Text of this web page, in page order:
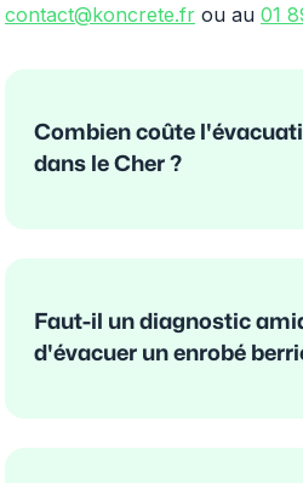
contact@koncrete.fr ou au 01
Combien coûte
dans le Cher ?
Faut-il un diagnostic
d'évacuer un enrobé